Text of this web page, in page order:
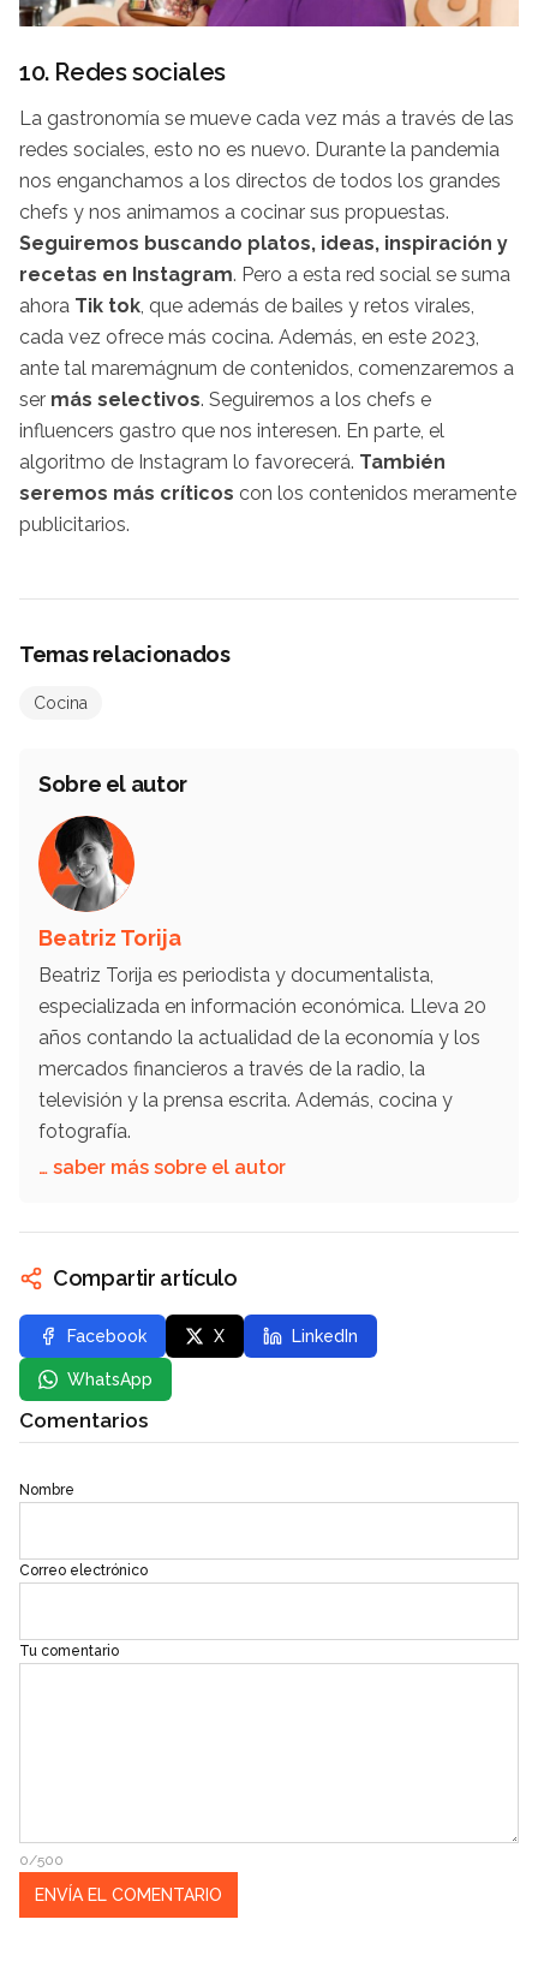
10. Redes sociales
La gastronomía se mueve cada vez más a través de las
redes sociales, esto no es nuevo. Durante la pandemia
nos enganchamos a los directos de todos los grandes
chefs y nos animamos a cocinar sus propuestas.
Seguiremos buscando platos, ideas, inspiración y
recetas en Instagram. Pero a esta red social se suma
ahora Tik tok , que además de bailes y retos virales,
cada vez ofrece más cocina. Además, en este 2023,
ante tal maremágnum de contenidos, comenzaremos a
ser más selectivos. Seguiremos a los chefs e
influencers gastro que nos interesen. En parte, el
algoritmo de Instagram lo favorecerá. También
seremos más críticos con los contenidos meramente
publicitarios.
Temas relacionados
Cocina
Sobre el autor
Beatriz Torija
Beatriz Torija es periodista y documentalista,
especializada en información económica. Lleva 20
años contando la actualidad de la economía y los
mercados financieros a través de la radio, la
televisión y la prensa escrita. Además, cocina y
fotografía.
… saber más sobre el autor
Compartir artículo
Facebook X LinkedIn
WhatsApp
Comentarios
Nombre
Correo electrónico
Tu comentario
0/500